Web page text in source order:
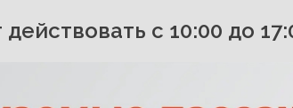
с 10:00 до